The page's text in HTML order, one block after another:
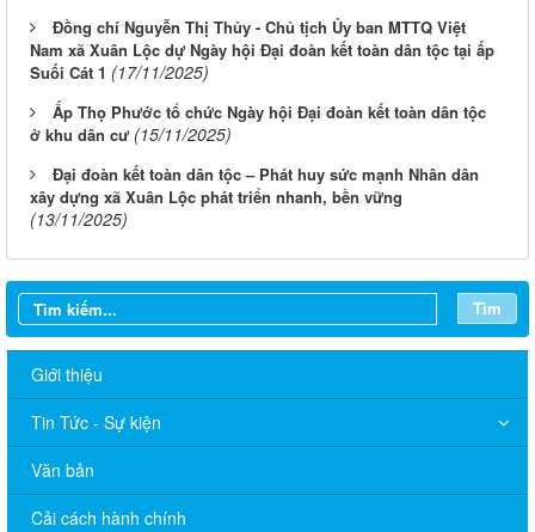
Đồng chí Nguyễn Thị Thủy - Chủ tịch Ủy ban MTTQ Việt
Nam xã Xuân Lộc dự Ngày hội Đại đoàn kết toàn dân tộc tại ấp
Suối Cát 1 (17/11/2025)
Ấp Thọ Phước tổ chức Ngày hội Đại đoàn kết toàn dân tộc
ở khu dân cư (15/11/2025)
Đại đoàn kết toàn dân tộc – Phát huy sức mạnh Nhân dân
xây dựng xã Xuân Lộc phát triển nhanh, bền vững
(13/11/2025)
Tìm
Giới thiệu
Tin Tức - Sự kiện
Văn bản
Cải cách hành chính